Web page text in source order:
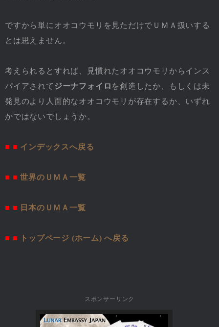
ですから単にオオコウモリを見ただけでＵＭＡ扱いする
とは思えません。
考えられるとすれば、見慣れたオオコウモリからインス
パイアされて ジーナフォイロ を創造したか、もしくは未
発見のより人面的なオオコウモリが存在するか、いずれ
かではないでしょうか。
■ ■ インデックスへ戻る
■ ■ 世界のＵＭＡ一覧
■ ■ 日本のＵＭＡ一覧
■ ■ トップページ (ホーム) へ戻る
スポンサーリンク